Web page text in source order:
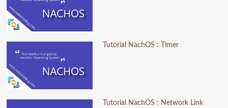
Tutorial NachOS : Timer
Tutorial NachOS : Network Link